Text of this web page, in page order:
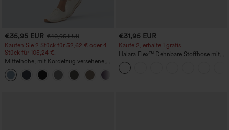
€35,95 EUR €40,95 EUR
Kaufen Sie 2 Stück für 52,62 € oder 4
Stück für 105,24 €.
Mittelhohe, mit Kordelzug versehene,
schnelltrocknende Golfhose mit schmal
zulaufendem Schnitt, abgerundetem
Saum und Taschen – UPF 40+
€31,95 EUR
Kaufe 2, erhalte 1 gratis
Halara Flex™ Dehnbare Stoffhose mit
hohem Bund und Seitentasche hinten